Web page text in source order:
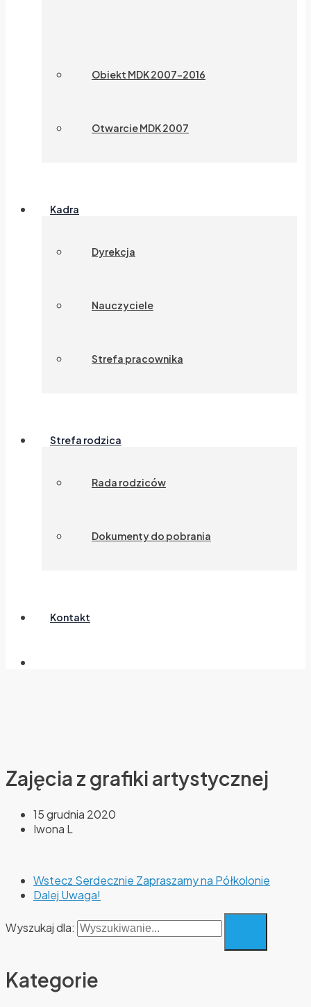
Obiekt MDK 2007-2016
Otwarcie MDK 2007
Kadra
Dyrekcja
Nauczyciele
Strefa pracownika
Strefa rodzica
Rada rodziców
Dokumenty do pobrania
Kontakt
Zajęcia z grafiki artystycznej
15 grudnia 2020
Iwona L
Wstecz Serdecznie Zapraszamy na Półkolonie
Dalej Uwaga!
Wyszukaj dla:
Kategorie